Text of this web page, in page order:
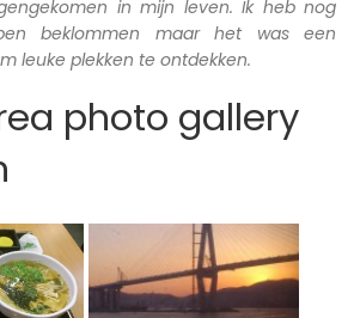
in mijn leven. Ik heb nog
beklommen maar het was een
leuke plekken te ontdekken.
photo gallery